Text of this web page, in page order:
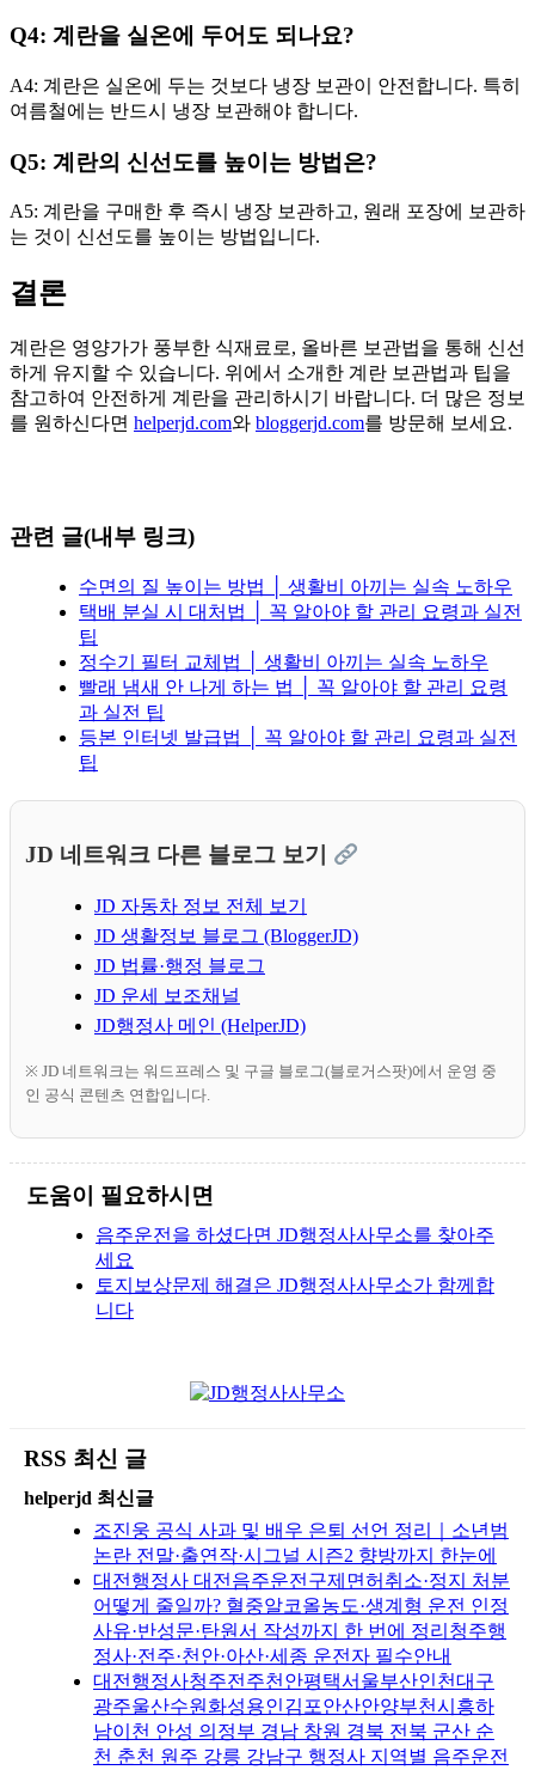
Q4: 계란을 실온에 두어도 되나요?
A4: 계란은 실온에 두는 것보다 냉장 보관이 안전합니다. 특히
여름철에는 반드시 냉장 보관해야 합니다.
Q5: 계란의 신선도를 높이는 방법은?
A5: 계란을 구매한 후 즉시 냉장 보관하고, 원래 포장에 보관하
는 것이 신선도를 높이는 방법입니다.
결론
계란은 영양가가 풍부한 식재료로, 올바른 보관법을 통해 신선
하게 유지할 수 있습니다. 위에서 소개한 계란 보관법과 팁을
참고하여 안전하게 계란을 관리하시기 바랍니다. 더 많은 정보
를 원하신다면 helperjd.com와 bloggerjd.com를 방문해 보세요.
관련 글(내부 링크)
수면의 질 높이는 방법 │ 생활비 아끼는 실속 노하우
택배 분실 시 대처법 │ 꼭 알아야 할 관리 요령과 실전
팁
정수기 필터 교체법 │ 생활비 아끼는 실속 노하우
빨래 냄새 안 나게 하는 법 │ 꼭 알아야 할 관리 요령
과 실전 팁
등본 인터넷 발급법 │ 꼭 알아야 할 관리 요령과 실전
팁
JD 네트워크 다른 블로그 보기
JD 자동차 정보 전체 보기
JD 생활정보 블로그 (BloggerJD)
JD 법률·행정 블로그
JD 운세 보조채널
JD행정사 메인 (HelperJD)
※ JD 네트워크는 워드프레스 및 구글 블로그(블로거스팟)에서 운영 중
인 공식 콘텐츠 연합입니다.
도움이 필요하시면
음주운전을 하셨다면 JD행정사사무소를 찾아주
세요
토지보상문제 해결은 JD행정사사무소가 함께합
니다
RSS 최신 글
helperjd 최신글
조진웅 공식 사과 및 배우 은퇴 선언 정리｜소년범
논란 전말·출연작·시그널 시즌2 향방까지 한눈에
대전행정사 대전음주운전구제면허취소·정지 처분
어떻게 줄일까? 혈중알코올농도·생계형 운전 인정
사유·반성문·탄원서 작성까지 한 번에 정리청주행
정사·전주·천안·아산·세종 운전자 필수안내
대전행정사청주전주천안평택서울부산인천대구
광주울산수원화성용인김포안산안양부천시흥하
남이천 안성 의정부 경남 창원 경북 전북 군산 순
천 춘천 원주 강릉 강남구 행정사 지역별 음주운전